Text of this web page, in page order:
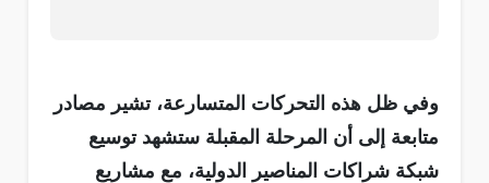
وفي ظل هذه التحركات المتسارعة، تشير مصادر
متابعة إلى أن المرحلة المقبلة ستشهد توسيع
شبكة شراكات المناصير الدولية، مع مشاريع